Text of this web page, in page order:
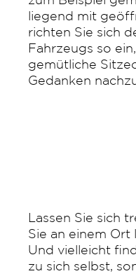
liegend mit
richten Sie sich
Fahrzeugs so
gemütliche
Gedanken
Lassen Sie sich
Sie an einem Ort
Und vielleicht
zu sich selbst,